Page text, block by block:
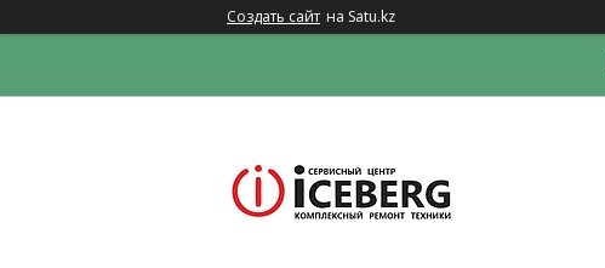
Создать сайт на Satu.kz